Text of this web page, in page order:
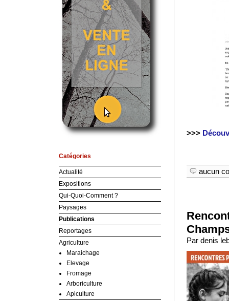
>>>
aucun
Par denis
Catégories
Actualité
Expositions
Qui-Quoi-Comment ?
Paysages
Publications
Reportages
Agriculture
Maraichage
Elevage
Fromage
Arboriculture
Apiculture